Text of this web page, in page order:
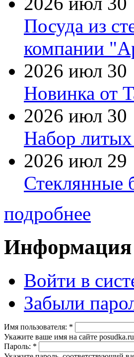
Посуда из
компании
2026 июл 30
Новинка от
2026 июл 30
Набор
2026 июл 29
Стеклянные
подробнее
Информация
Войти в
Забыли
Имя пользователя: *
Укажите ваше имя на сайте
Пароль: *